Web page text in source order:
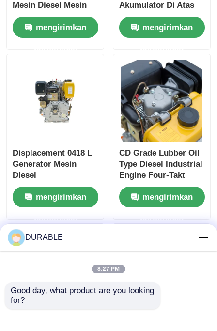
Mesin Diesel Mesin
Berpendingin Udara
Tipe Mesin Daya
Terukur 6KW
mengirimkan
Akumulator Di Atas
12V 36Ah,
Menyediakan Dimensi
Keseluruhan
untuk Daya Industri
mengirimkan
Displacement 0418 L
Generator Mesin
Diesel
Mengintegrasikan Bor
× Stroke 86 × 72 mm
dan Dimensi Umum
Dirancang untuk
Kinerja
mengirimkan
permintaan
CD Grade Lubber Oil
Type Diesel Industrial
Engine Four-Takt
Engine Type
Dirancang untuk Daya
Tahan dan Kinerja
mengirimkan
permintaan
DURABLE
8:27 PM
Good day, what product are you looking
for?